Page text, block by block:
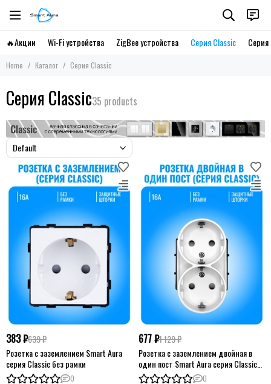
🔥Акции Wi-Fi устройства ZigBee устройства Серия Classic Серия
Home Каталог Серия Classic
Серия Classic
383 ₽639 ₽
Розетка с заземлением Smart Aura
серия Classic без рамки
0
677 ₽1 129 ₽
Розетка с заземлением двойная в
один пост Smart Aura серия Classic
без рамки
0